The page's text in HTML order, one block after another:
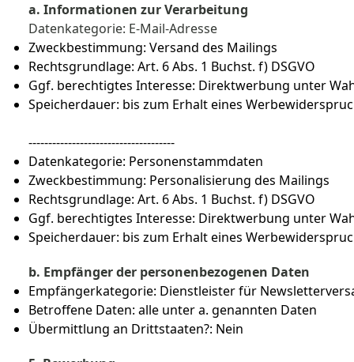
a. Informationen zur Verarbeitung
Datenkategorie: E-Mail-Adresse
Zweckbestimmung: Versand des Mailings
Rechtsgrundlage: Art. 6 Abs. 1 Buchst. f) DSGVO
Ggf. berechtigtes Interesse: Direktwerbung unter
Speicherdauer: bis zum Erhalt eines
-------------------------------------
Datenkategorie: Personenstammdaten
Zweckbestimmung: Personalisierung des Mailings
Rechtsgrundlage: Art. 6 Abs. 1 Buchst. f) DSGVO
Ggf. berechtigtes Interesse: Direktwerbung unter
Speicherdauer: bis zum Erhalt eines
b. Empfänger der personenbezogenen Daten
Empfängerkategorie: Dienstleister für
Betroffene Daten: alle unter a. genannten Daten
Übermittlung an Drittstaaten?: Nein